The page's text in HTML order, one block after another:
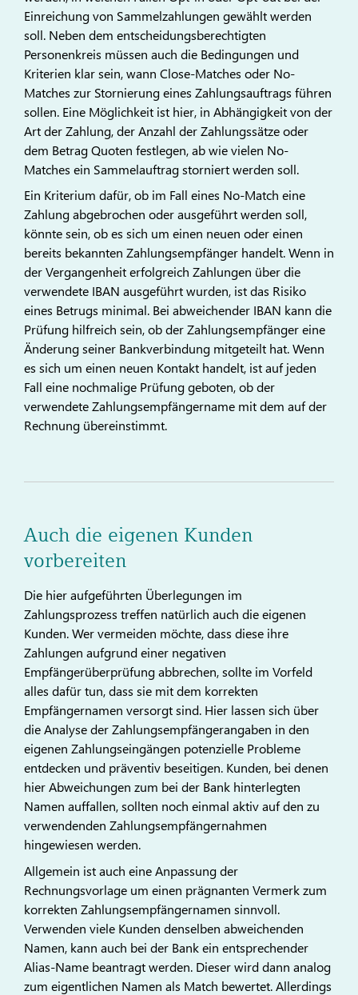
Einreichung von Sammelzahlungen gewählt werden
soll. Neben dem entscheidungsberechtigten
Personenkreis müssen auch die Bedingungen und
Kriterien klar sein, wann Close-Matches oder No-
Matches zur Stornierung eines Zahlungsauftrags führen
sollen. Eine Möglichkeit ist hier, in Abhängigkeit von der
Art der Zahlung, der Anzahl der Zahlungssätze oder
dem Betrag Quoten festlegen, ab wie vielen No-
Matches ein Sammelauftrag storniert werden soll.
Ein Kriterium dafür, ob im Fall eines No-Match eine
Zahlung abgebrochen oder ausgeführt werden soll,
könnte sein, ob es sich um einen neuen oder einen
bereits bekannten Zahlungsempfänger handelt. Wenn in
der Vergangenheit erfolgreich Zahlungen über die
verwendete IBAN ausgeführt wurden, ist das Risiko
eines Betrugs minimal. Bei abweichender IBAN kann die
Prüfung hilfreich sein, ob der Zahlungsempfänger eine
Änderung seiner Bankverbindung mitgeteilt hat. Wenn
es sich um einen neuen Kontakt handelt, ist auf jeden
Fall eine nochmalige Prüfung geboten, ob der
verwendete Zahlungsempfängername mit dem auf der
Rechnung übereinstimmt.
Auch die eigenen Kunden
vorbereiten
Die hier aufgeführten Überlegungen im
Zahlungsprozess treffen natürlich auch die eigenen
Kunden. Wer vermeiden möchte, dass diese ihre
Zahlungen aufgrund einer negativen
Empfängerüberprüfung abbrechen, sollte im Vorfeld
alles dafür tun, dass sie mit dem korrekten
Empfängernamen versorgt sind. Hier lassen sich über
die Analyse der Zahlungsempfängerangaben in den
eigenen Zahlungseingängen potenzielle Probleme
entdecken und präventiv beseitigen. Kunden, bei denen
hier Abweichungen zum bei der Bank hinterlegten
Namen auffallen, sollten noch einmal aktiv auf den zu
verwendenden Zahlungsempfängernahmen
hingewiesen werden.
Allgemein ist auch eine Anpassung der
Rechnungsvorlage um einen prägnanten Vermerk zum
korrekten Zahlungsempfängernamen sinnvoll.
Verwenden viele Kunden denselben abweichenden
Namen, kann auch bei der Bank ein entsprechender
Alias-Name beantragt werden. Dieser wird dann analog
zum eigentlichen Namen als Match bewertet. Allerdings